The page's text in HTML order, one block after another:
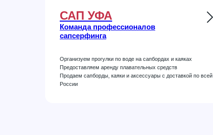
САП УФА
Команда профессионалов
сапсерфинга
Организуем прогулки по воде на сапбордах и каяках
Предоставляем аренду плавательных средств
Продаем сапборды, каяки и аксессуары с доставкой по всей
России